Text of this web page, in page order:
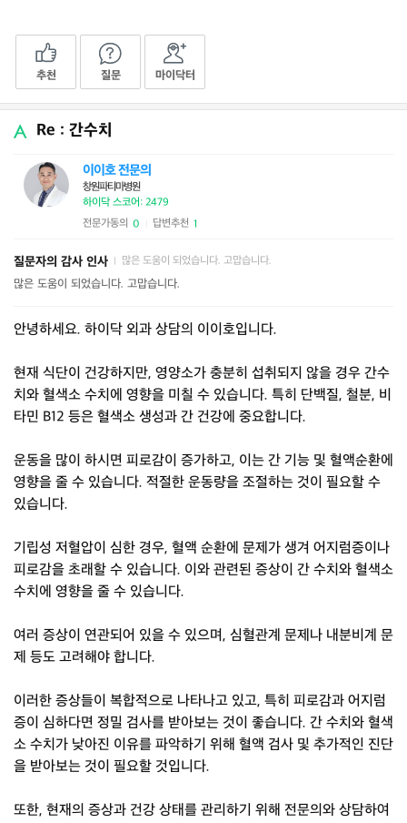
추천 질문 마이닥터
Re : 간수치
이이호 전문의
창원파티마병원
하이닥 스코어: 2479
전문가동의 0 답변추천 1
질문자의 감사 인사 많은 도움이 되었습니다. 고맙습니다.
많은 도움이 되었습니다. 고맙습니다.
안녕하세요. 하이닥 외과 상담의 이이호입니다.
현재 식단이 건강하지만, 영양소가 충분히 섭취되지 않을 경우 간수
치와 혈색소 수치에 영향을 미칠 수 있습니다. 특히 단백질, 철분, 비
타민 B12 등은 혈색소 생성과 간 건강에 중요합니다.
운동을 많이 하시면 피로감이 증가하고, 이는 간 기능 및 혈액순환에
영향을 줄 수 있습니다. 적절한 운동량을 조절하는 것이 필요할 수
있습니다.
기립성 저혈압이 심한 경우, 혈액 순환에 문제가 생겨 어지럼증이나
피로감을 초래할 수 있습니다. 이와 관련된 증상이 간 수치와 혈색소
수치에 영향을 줄 수 있습니다.
여러 증상이 연관되어 있을 수 있으며, 심혈관계 문제나 내분비계 문
제 등도 고려해야 합니다.
이러한 증상들이 복합적으로 나타나고 있고, 특히 피로감과 어지럼
증이 심하다면 정밀 검사를 받아보는 것이 좋습니다. 간 수치와 혈색
소 수치가 낮아진 이유를 파악하기 위해 혈액 검사 및 추가적인 진단
을 받아보는 것이 필요할 것입니다.
또한, 현재의 증상과 건강 상태를 관리하기 위해 전문의와 상담하여